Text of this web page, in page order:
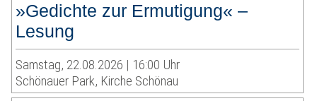
»Gedichte zur Ermutigung« –
Lesung
Samstag, 22.08.2026 | 16:00 Uhr
Schönauer Park, Kirche Schönau